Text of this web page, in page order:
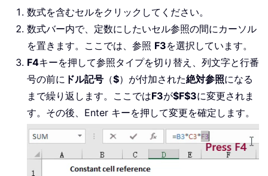
数式を含むセルをクリックしてください。
数式バー内で、定数にしたいセル参照の間にカーソル
を置きます。ここでは、参照 F3を選択しています。
F4キーを押して参照タイプを切り替え、列文字と行番
号の前に ドル記号 （$）が付加された絶対参照になる
まで繰り返します。ここではF3が$F$3に変更されま
す。その後、Enter キーを押して変更を確定します。